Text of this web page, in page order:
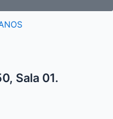
Sala 01.